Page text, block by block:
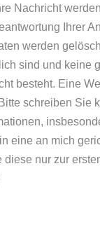
Nachricht
Ihrer
werden
sind und keine
besteht. Eine
schreiben Sie
eine an mich
nur zur